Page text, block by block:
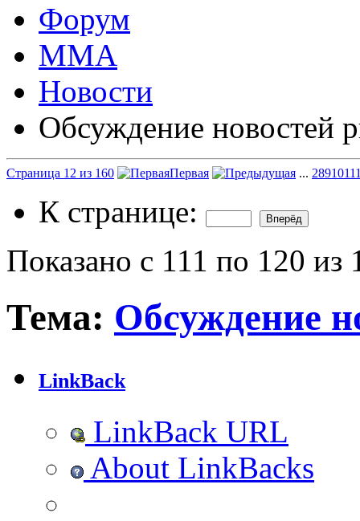
Форум
ММА
Новости
Обсуждение новостей
Страница 12 из 160 Первая ... 2891011
К странице:
Показано с 111 по 120 из
Тема: Обсуждение
LinkBack
LinkBack URL
About LinkBacks